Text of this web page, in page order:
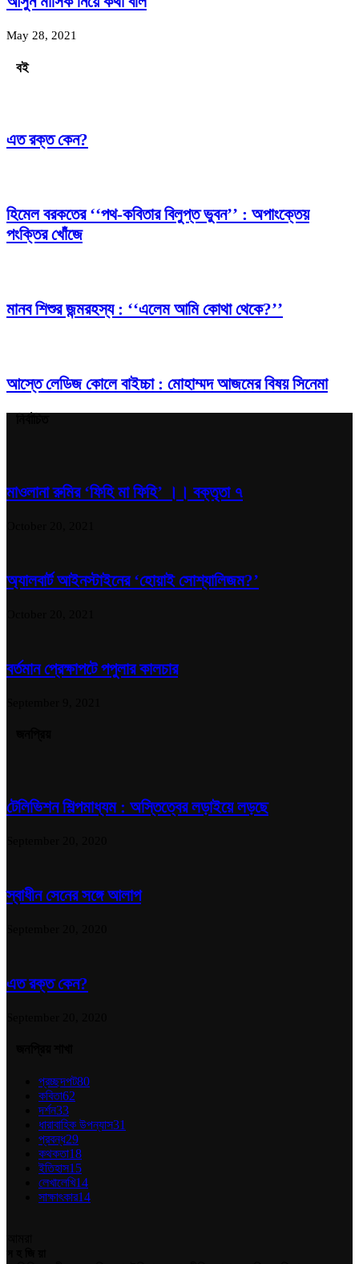
May 28, 2021
বই
এত রক্ত কেন?
হিমেল বরকতের ‘‘পথ-কবিতার বিলুপ্ত ভুবন’’ : অপাংক্তেয়
পংক্তির খোঁজে
মানব শিশুর জন্মরহস্য : ‘‘এলেম আমি কোথা থেকে?’’
আস্তে লেডিজ কোলে বাইচ্চা : মোহাম্মদ আজমের বিষয় সিনেমা
মাওলানা রুমির ‘ফিহি মা ফিহি’ ।। বক্তৃতা ৭
অ্যালবার্ট আইনস্টাইনের ‘হোয়াই সোশ্যালিজম?’
বর্তমান প্রেক্ষাপটে পপুলার কালচার
টেলিভিশন শিল্পমাধ্যম : অস্তিত্বের লড়াইয়ে লড়ছে
স্বাধীন সেনের সঙ্গে আলাপ
এত রক্ত কেন?
প্রচ্ছদপট80
কবিতা62
দর্শন33
ধারাবাহিক উপন্যাস31
প্রবন্ধ29
কথকতা18
ইতিহাস15
লেখালেখি14
সাক্ষাৎকার14